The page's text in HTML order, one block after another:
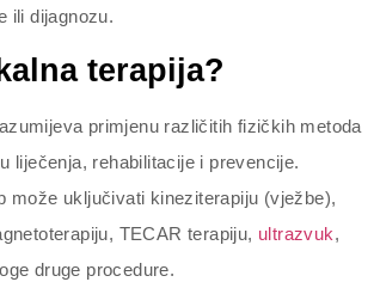
ili dijagnozu.
terapija?
primjenu različitih fizičkih metoda
liječenja, rehabilitacije i prevencije.
može uključivati kineziterapiju (vježbe),
TECAR terapiju, ultrazvuk,
druge procedure.